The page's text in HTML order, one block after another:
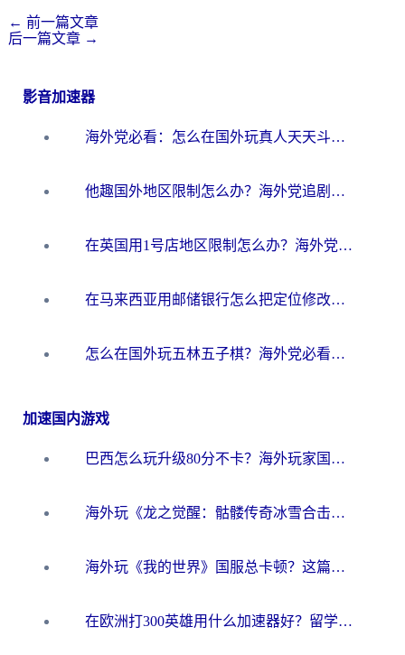
← 前一篇文章
后一篇文章 →
影音加速器
海外党必看：怎么在国外玩真人天天斗地主？附证券开户、音乐定位修改全攻略
他趣国外地区限制怎么办？海外党追剧听歌看直播的一站式解决方案
在英国用1号店地区限制怎么办？海外党必看的回国加速全攻略
在马来西亚用邮储银行怎么把定位修改到中国国内？3个海外生活痛点一次解决
怎么在国外玩五林五子棋？海外党必看的回国加速全攻略（附优酷荔枝FM解决方法）
加速国内游戏
巴西怎么玩升级80分不卡？海外玩家国服游戏加速器终极指南（附避坑技巧）
海外玩《龙之觉醒：骷髅传奇冰雪合击》延迟高？这篇指南帮你解决卡顿烦恼！
海外玩《我的世界》国服总卡顿？这篇我的世界游戏加速器指南帮你解决所有问题
在欧洲打300英雄用什么加速器好？留学生亲测有效的解决方案来了